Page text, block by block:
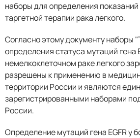
наборы для определения
таргетной терапии рака легкого.
Согласно этому документу наборы
определения статуса мутаций гена
немелкоклеточном раке легкого
разрешены к применению в
территории России и являются
зарегистрированными наборами
России.
Определение мутаций гена EGFR у